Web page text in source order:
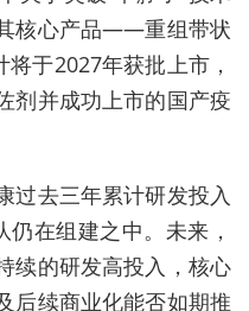
核心产品——重组带状
于2027年获批上市，
剂并成功上市的国产疫
过去三年累计研发投入
在组建之中。未来，
续的研发高投入，核心
后续商业化能否如期推